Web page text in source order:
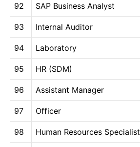
92 SAP Business Analyst
93 Internal Auditor
94 Laboratory
95 HR (SDM)
96 Assistant Manager
97 Officer
98 Human Resources Specialist